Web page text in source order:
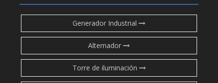
Generador Industrial
Alternador
Torre de iluminación